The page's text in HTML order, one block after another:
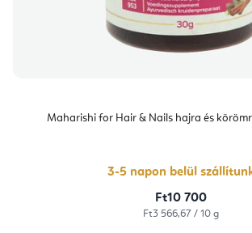
Maharishi for Hair & Nails hajra és
3-5 napon belül
Ft10 700
Egységár:
Ft3 566,67 / 10 g